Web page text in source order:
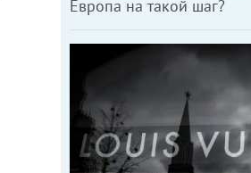
Европа на такой шаг?